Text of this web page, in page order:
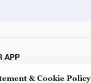
APP
& Cookie Policy